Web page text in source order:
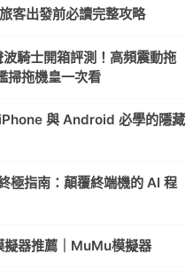
客出發前必讀完整攻略
騎士開箱評測！高頻震動拖
拖機皇一次看
與 Android 必學的隱藏
指南：顛覆終端機的 AI 程
器推薦｜MuMu模擬器